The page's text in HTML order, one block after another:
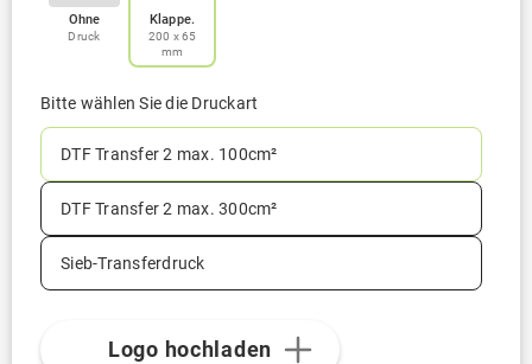
Ohne
Druck
Klappe.
200 x 65
mm
Bitte wählen Sie die Druckart
DTF Transfer 2 max. 100cm²
DTF Transfer 2 max. 300cm²
Sieb-Transferdruck
Logo hochladen